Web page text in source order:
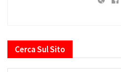
Cerca Sul Sito